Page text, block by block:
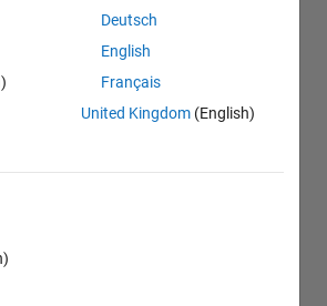
Deutsch
English
Français
United Kingdom (English)